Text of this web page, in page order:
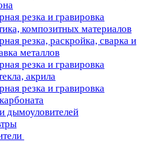
резка и гравировка
композитных материалов
резка, раскройка, сварка и
металлов
резка и гравировка
акрила
резка и гравировка
дымоуловителей